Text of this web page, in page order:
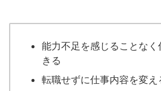
能力不足を感じることな
きる
転職せずに仕事内容を変え